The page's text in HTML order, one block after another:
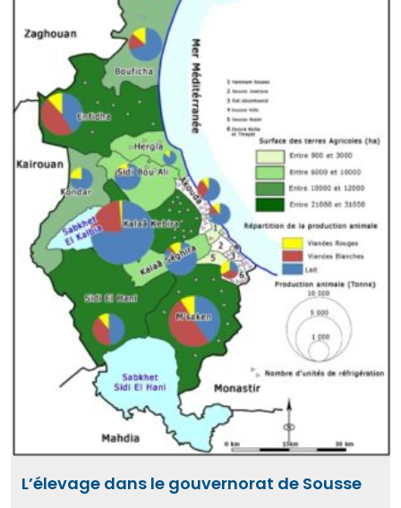
L’élevage dans le gouvernorat de Sousse